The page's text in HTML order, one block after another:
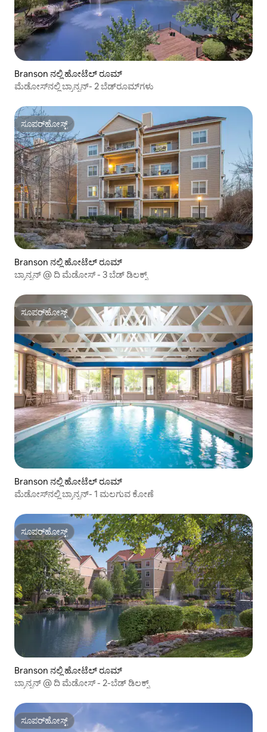
Branson ನಲ್ಲಿ ಹೋಟೆಲ್ ರೂಮ್
ಮೆಡೋಸ್‌ನಲ್ಲಿ ಬ್ರಾನ್ಸನ್- 2 ಬೆಡ್‌ರೂಮ್‌ಗಳು
ಸೂಪರ್‌ಹೋಸ್ಟ್
ಸೂಪರ್‌ಹೋಸ್ಟ್
Branson ನಲ್ಲಿ ಹೋಟೆಲ್ ರೂಮ್
ಬ್ರಾನ್ಸನ್ @ ದಿ ಮೆಡೋಸ್ - 3 ಬೆಡ್ ಡಿಲಕ್ಸ್
ಸೂಪರ್‌ಹೋಸ್ಟ್
ಸೂಪರ್‌ಹೋಸ್ಟ್
Branson ನಲ್ಲಿ ಹೋಟೆಲ್ ರೂಮ್
ಮೆಡೋಸ್‌ನಲ್ಲಿ ಬ್ರಾನ್ಸನ್- 1 ಮಲಗುವ ಕೋಣೆ
ಸೂಪರ್‌ಹೋಸ್ಟ್
ಸೂಪರ್‌ಹೋಸ್ಟ್
Branson ನಲ್ಲಿ ಹೋಟೆಲ್ ರೂಮ್
ಬ್ರಾನ್ಸನ್ @ ದಿ ಮೆಡೋಸ್ - 2-ಬೆಡ್ ಡಿಲಕ್ಸ್
ಸೂಪರ್‌ಹೋಸ್ಟ್
ಸೂಪರ್‌ಹೋಸ್ಟ್